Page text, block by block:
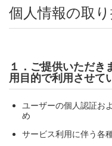
個人情報の取
１．ご提供いただき
用目的で利用させて
ユーザーの個人認証お
め
サービス利用に伴う各